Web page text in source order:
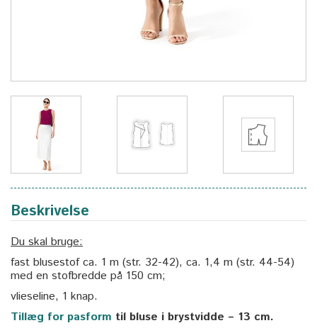
Beskrivelse
Du skal bruge:
fast blusestof ca. 1 m (str. 32-42), ca. 1,4 m (str. 44-54)
med en stofbredde på 150 cm;
vlieseline, 1 knap.
Tillæg for pasform til bluse i brystvidde – 13 cm.